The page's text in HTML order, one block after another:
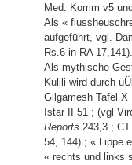
Med. Komm v5
Als «
aufgeführt, vgl.
Rs.6 in RA 17,141).
Als mythische
Kulili wird durch
Gilgamesh Tafel
Istar II 51 ; (vgl
Reports 243,3 ;
54, 144) ; « Lippe
« rechts und links